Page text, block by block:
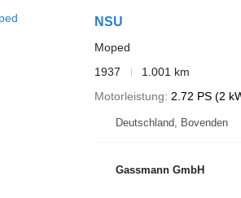
NSU
Moped
1937
1.001 km
Motorleistung
2.72 PS (2
Deutschland, Bovenden
Gassmann GmbH